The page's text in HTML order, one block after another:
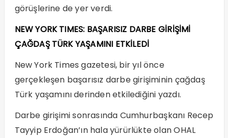
görüşlerine de yer verdi.
NEW YORK TIMES: BAŞARISIZ DARBE GİRİŞİMİ
ÇAĞDAŞ TÜRK YAŞAMINI ETKİLEDİ
New York Times gazetesi, bir yıl önce
gerçekleşen başarısız darbe girişiminin çağdaş
Türk yaşamını derinden etkilediğini yazdı.
Darbe girişimi sonrasında Cumhurbaşkanı Recep
Tayyip Erdoğan’ın hala yürürlükte olan OHAL